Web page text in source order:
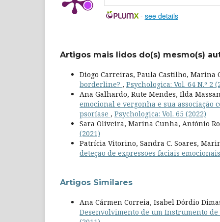
- see details
Artigos mais lidos do(s) mesmo(s)
Diogo Carreiras, Paula Castilho, Marina
borderline? , Psychologica: Vol. 64 N.º 2
Ana Galhardo, Rute Mendes, Ilda
emocional e vergonha e sua associação
psoríase , Psychologica: Vol. 65 (2022)
Sara Oliveira, Marina Cunha, António
(2021)
Patrícia Vitorino, Sandra C. Soares,
deteção de expressões faciais emocionais
Artigos Similares
Ana Cármen Correia, Isabel Dórdio
Desenvolvimento de um Instrumento